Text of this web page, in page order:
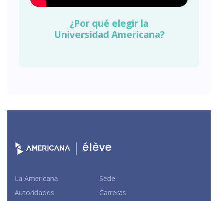
¿Por qué elegir la
Universidad Americana?
La Americana
Sede
Autoridades
Carreras